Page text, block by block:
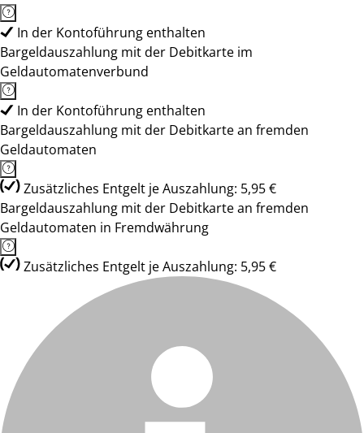
In der Kontoführung enthalten
Bargeldauszahlung mit der Debitkarte im
Geldautomatenverbund
In der Kontoführung enthalten
Bargeldauszahlung mit der Debitkarte an fremden
Geldautomaten
Zusätzliches Entgelt je Auszahlung: 5,95 €
Bargeldauszahlung mit der Debitkarte an fremden
Geldautomaten in Fremdwährung
Zusätzliches Entgelt je Auszahlung: 5,95 €